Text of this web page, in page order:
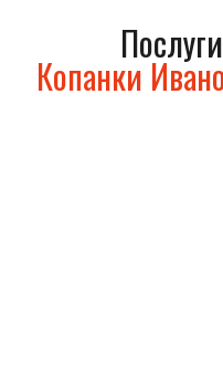
Копанки